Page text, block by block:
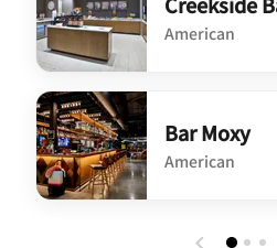
American
undefined Creekside Bar +
Bar Moxy
American